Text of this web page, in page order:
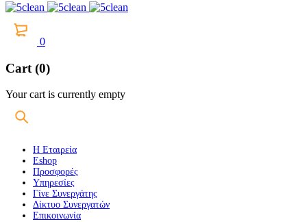
0
Cart (0)
Your cart is currently empty
Η Εταιρεία
Eshop
Προσφορές
Υπηρεσίες
Γίνε Συνεργάτης
Δίκτυο Συνεργατών
Επικοινωνία